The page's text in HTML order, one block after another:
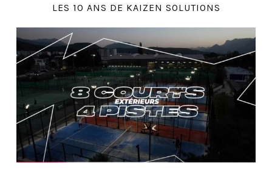
LES 10 ANS DE KAIZEN SOLUTIONS